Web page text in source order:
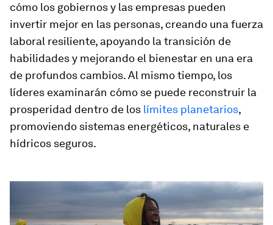
cómo los gobiernos y las empresas pueden
invertir mejor en las personas, creando una fuerza
laboral resiliente, apoyando la transición de
habilidades y mejorando el bienestar en una era
de profundos cambios. Al mismo tiempo, los
líderes examinarán cómo se puede reconstruir la
prosperidad dentro de los límites planetarios,
promoviendo sistemas energéticos, naturales e
hídricos seguros.